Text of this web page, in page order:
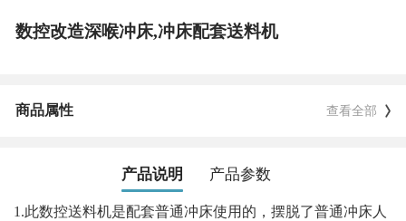
数控改造深喉冲床,冲床配套送料机
商品属性 查看全部
产品说明 产品参数
1.此数控送料机是配套普通冲床使用的，摆脱了普通冲床人